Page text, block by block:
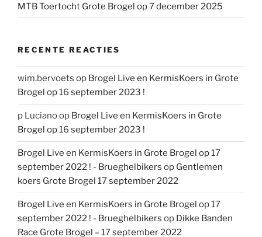
MTB Toertocht Grote Brogel op 7 december 2025
RECENTE REACTIES
wim.bervoets op Brogel Live en KermisKoers in Grote
Brogel op 16 september 2023 !
p Lucianoop Brogel Live en KermisKoers in Grote
Brogel op 16 september 2023 !
Brogel Live en KermisKoers in Grote Brogel op 17
september 2022 ! - Brueghelbikers op Gentlemen
koers Grote Brogel 17 september 2022
Brogel Live en KermisKoers in Grote Brogel op 17
september 2022 ! - Brueghelbikers op Dikke Banden
Race Grote Brogel – 17 september 2022